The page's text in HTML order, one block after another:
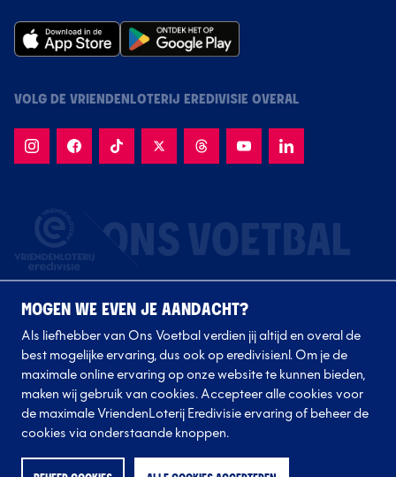
VOLG DE VRIENDENLOTERIJ EREDIVISIE OVERAL
Volg onze clubs
MOGEN WE EVEN JE AANDACHT?
Als liefhebber van Ons Voetbal verdien jij altijd en overal de
best mogelijke ervaring, dus ook op eredivisie.nl. Om je de
maximale online ervaring op onze website te kunnen bieden,
maken wij gebruik van cookies. Accepteer alle cookies voor
de maximale VriendenLoterij Eredivisie ervaring of beheer de
cookies via onderstaande knoppen.